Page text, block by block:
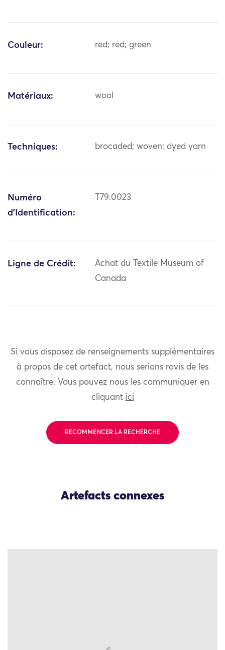
Couleur: red; red; green
Matériaux: wool
Techniques: brocaded; woven; dyed yarn
Numéro
d'Identification:
T79.0023
Ligne de Crédit:
Achat du Textile Museum of
Canada
Si vous disposez de renseignements supplémentaires
à propos de cet artefact, nous serions ravis de les
connaître. Vous pouvez nous les communiquer en
cliquant ici
RECOMMENCER LA RECHERCHE
Artefacts connexes